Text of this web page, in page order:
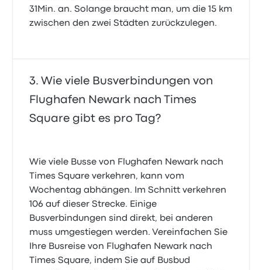
31Min. an. Solange braucht man, um die 15 km
zwischen den zwei Städten zurückzulegen.
Wie viele Busverbindungen von
Flughafen Newark nach Times
Square gibt es pro Tag?
Wie viele Busse von Flughafen Newark nach
Times Square verkehren, kann vom
Wochentag abhängen. Im Schnitt verkehren
106 auf dieser Strecke. Einige
Busverbindungen sind direkt, bei anderen
muss umgestiegen werden. Vereinfachen Sie
Ihre Busreise von Flughafen Newark nach
Times Square, indem Sie auf Busbud